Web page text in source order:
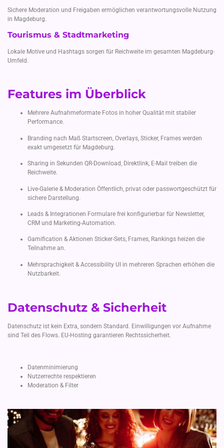
Sichere Moderation und Freigaben ermöglichen verantwortungsvolle Nutzung
in Magdeburg.
Tourismus & Stadtmarketing
Lokale Motive und Hashtags sorgen für Reichweite im gesamten Magdeburg-
Umfeld.
Features im Überblick
Mehrere Aufnahmeformate Fotos in hoher Qualität mit stabiler
Performance.
Branding nach Maß Startscreen, Overlays, Sticker, Frames werden
exakt umgesetzt für Magdeburg.
Sharing in Sekunden QR-Download, Direktlink, E-Mail treiben die
Reichweite.
Live-Galerie & Moderation Öffentlich, privat oder passwortgeschützt für
sichere Darstellung.
Leads & Integrationen Formulare frei konfigurierbar für Newsletter,
CRM und Marketing-Automation.
Gamification & Aktionen Sticker-Sets, Frames, Rankings heizen die
Teilnahme an.
Mehrsprachigkeit & Accessibility UI in mehreren Sprachen erhöhen die
Nutzbarkeit.
Datenschutz & Sicherheit
Datenschutz ist kein Extra, sondern Standard. Einwilligungen vor Aufnahme
sind Teil des Flows. EU-Hosting garantieren Rechtssicherheit.
Datenminimierung
Nutzerrechte respektieren
Moderation & Filter